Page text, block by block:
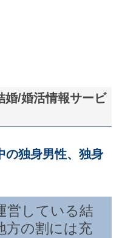
婚/婚活情報サービ
の独身男性、独身
営している結
方の割には充